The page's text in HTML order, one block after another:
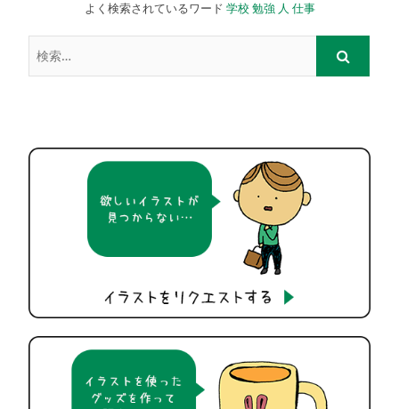
よく検索されているワード 学校 勉強 人 仕事